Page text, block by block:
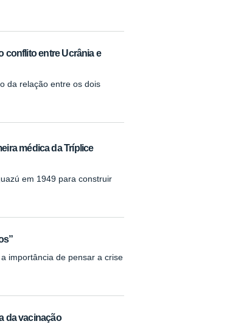
conflito entre Ucrânia e
da relação entre os dois
médica da Tríplice
em 1949 para construir
importância de pensar a crise
da vacinação